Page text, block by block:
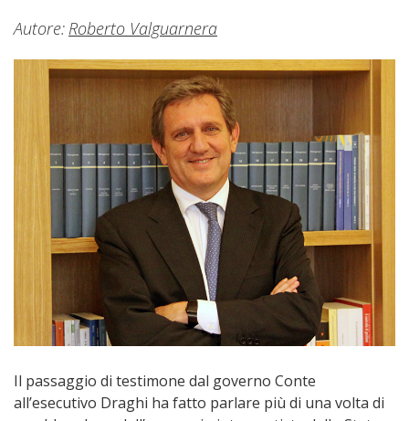
Autore: Roberto Valguarnera
Il passaggio di testimone dal governo Conte
all’esecutivo Draghi ha fatto parlare più di una volta di